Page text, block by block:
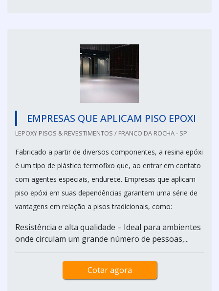
EMPRESAS QUE APLICAM PISO EPOXI
LEPOXY PISOS & REVESTIMENTOS / FRANCO DA ROCHA - SP
Fabricado a partir de diversos componentes, a resina epóxi
é um tipo de plástico termofixo que, ao entrar em contato
com agentes especiais, endurece. Empresas que aplicam
piso epóxi em suas dependências garantem uma série de
vantagens em relação a pisos tradicionais, como:
Resistência e alta qualidade – Ideal para ambientes
onde circulam um grande número de pessoas,...
Cotar agora